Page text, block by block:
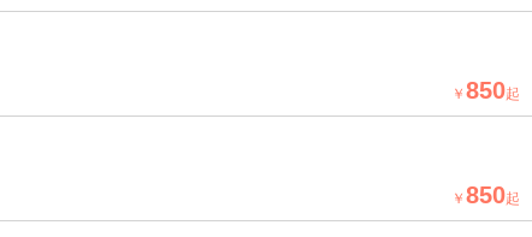
￥ 850起
￥ 850起